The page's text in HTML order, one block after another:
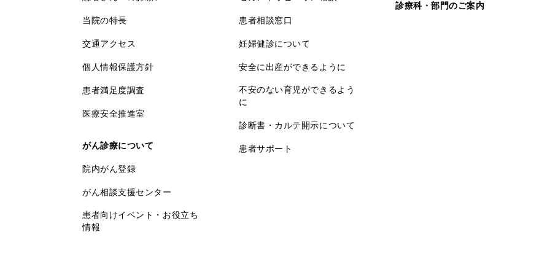
当院の特長
交通アクセス
個人情報保護方針
患者満足度調査
医療安全推進室
がん診療について
院内がん登録
がん相談支援センター
患者向けイベント・お役立ち
情報
患者相談窓口
妊婦健診について
安全に出産ができるように
不安のない育児ができるよう
に
診断書・カルテ開示について
患者サポート
診療科・部門のご案内